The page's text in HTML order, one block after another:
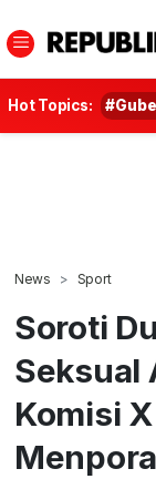
Hot Topics:
News Sport
Soroti
Seksual
Komisi